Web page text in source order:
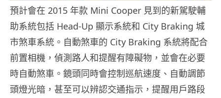
預計會在 2015 年款 Mini Cooper 見到的新駕駛輔
助系統包括 Head-Up 顯示系統和 City Braking 城
市煞車系統。自動煞車的 City Braking 系統將配合
前置相機，偵測路人和提醒有障礙物，並會在必要
時自動煞車。鏡頭同時會控制巡航速度、自動調節
頭燈光暗，甚至可以辨認交通指示，提醒用戶路段